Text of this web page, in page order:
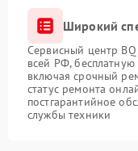
Широкий
Сервисный центр BQ
всей РФ,
включая срочный
статус ремонта
постгарантийное
службы техники